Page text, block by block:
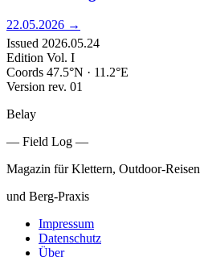
22.05.2026 →
Issued 2026.05.24
Edition Vol. I
Coords 47.5°N · 11.2°E
Version rev. 01
Belay
— Field Log —
Magazin für Klettern, Outdoor-Reisen
und Berg-Praxis
Impressum
Datenschutz
Über